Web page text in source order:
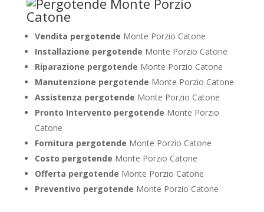
Vendita pergotende Monte Porzio Catone
Installazione pergotende Monte Porzio Catone
Riparazione pergotende Monte Porzio Catone
Manutenzione pergotende Monte Porzio Catone
Assistenza pergotende Monte Porzio Catone
Pronto Intervento pergotende Monte Porzio
Catone
Fornitura pergotende Monte Porzio Catone
Costo pergotende Monte Porzio Catone
Offerta pergotende Monte Porzio Catone
Preventivo pergotende Monte Porzio Catone